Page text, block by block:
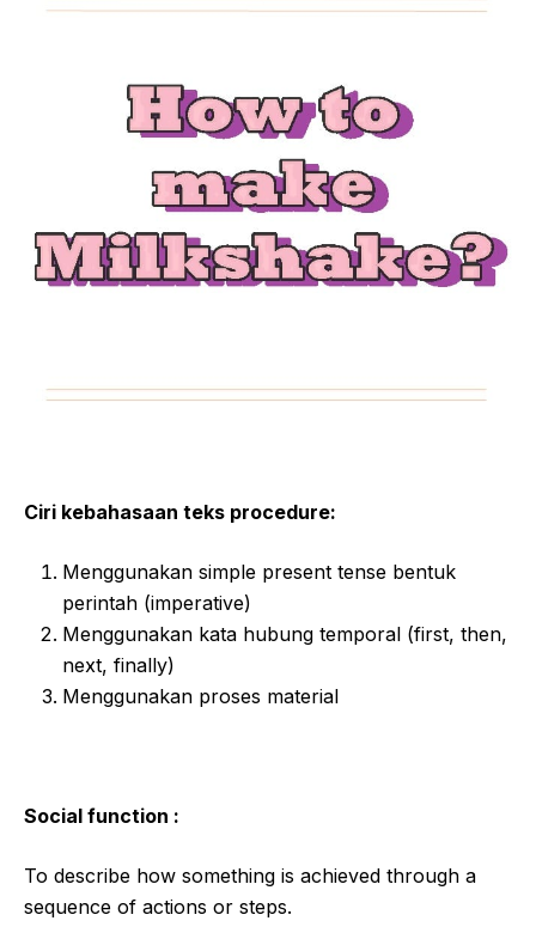
Ciri kebahasaan teks procedure:
Menggunakan simple present tense bentuk
perintah (imperative)
Menggunakan kata hubung temporal (first, then,
next, finally)
Menggunakan proses material
Social function :
To describe how something is achieved through a
sequence of actions or steps.